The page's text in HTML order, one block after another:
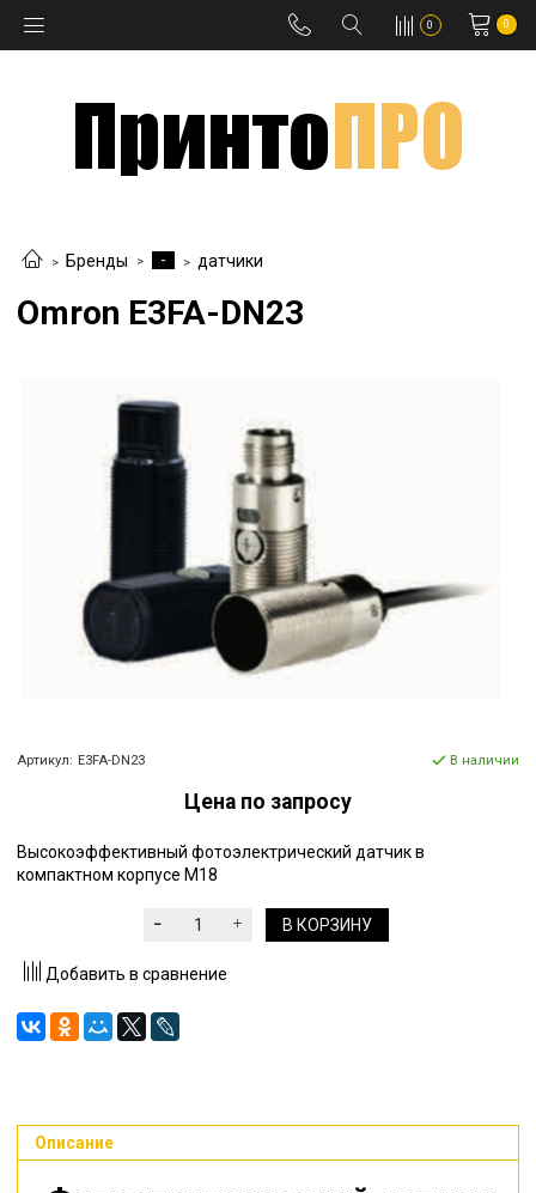
0 0
Бренды - датчики
Omron E3FA-DN23
Артикул: E3FA-DN23 В наличии
Цена по запросу
Высокоэффективный фотоэлектрический датчик в
компактном корпусе M18
В КОРЗИНУ
Добавить в сравнение
Описание